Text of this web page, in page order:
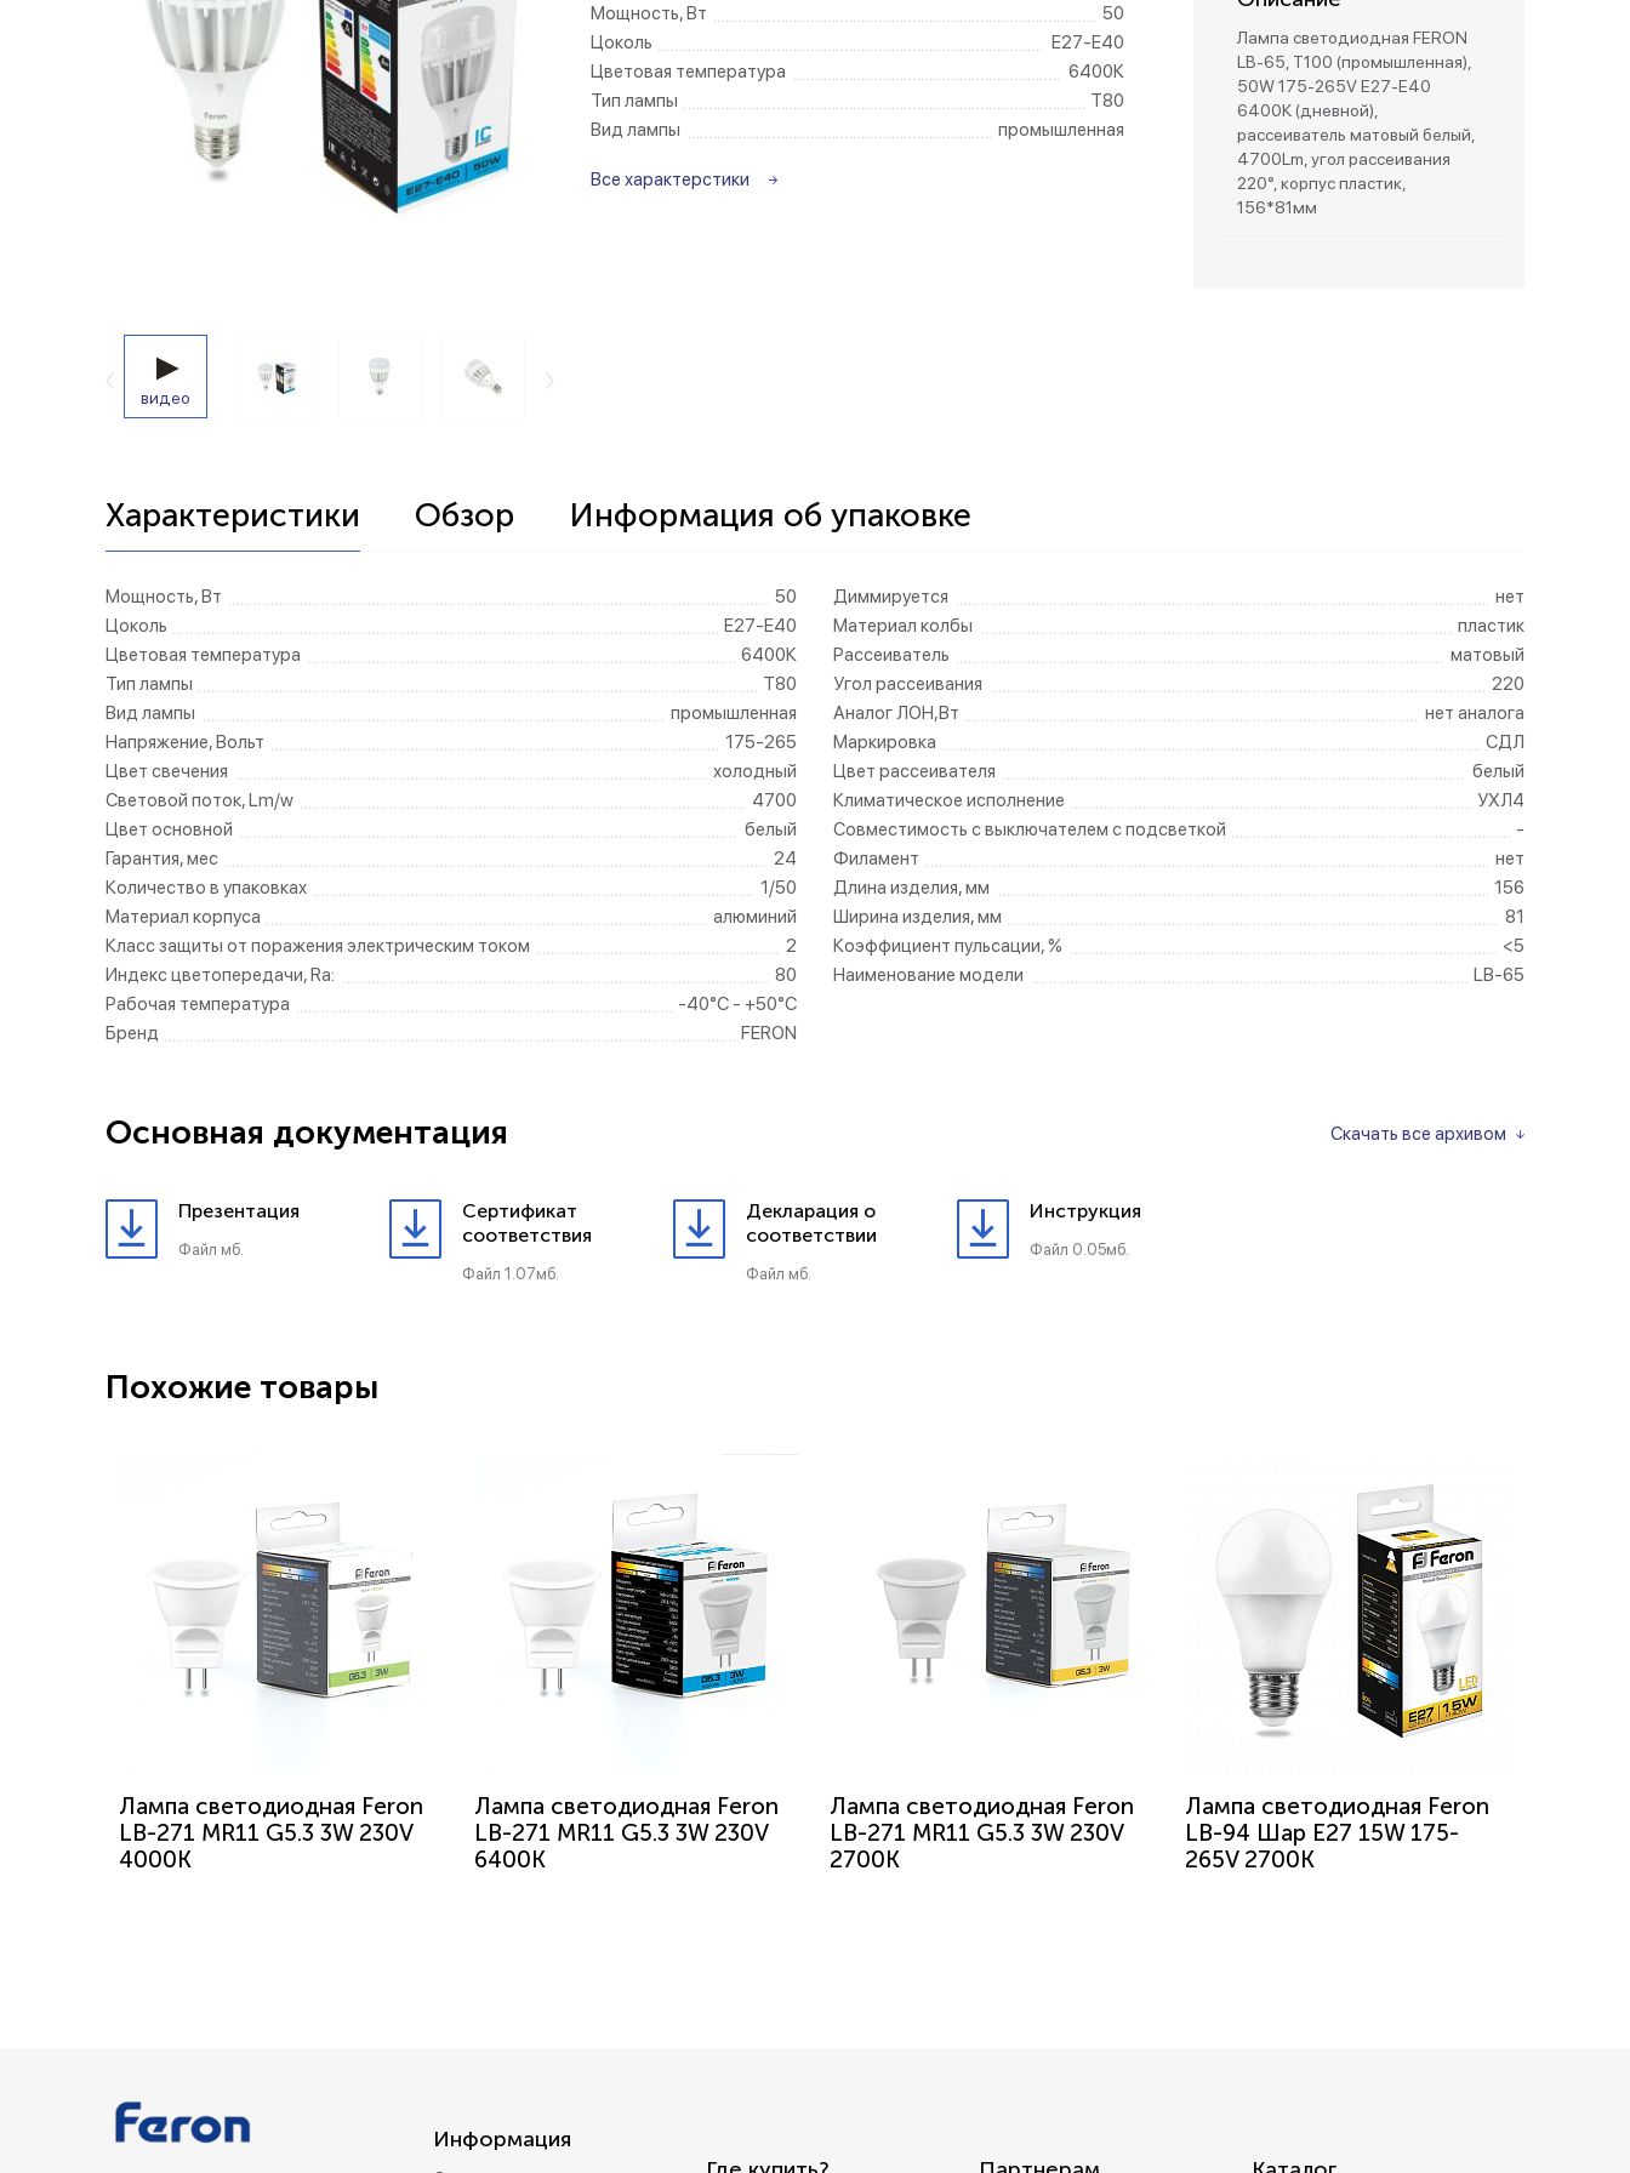
Беспроводные выключатели Беспроводные розетки
Контроллеры и реле 220в Розетки садово-парковые
видео
Мощность, Вт
50
Цоколь
E27-E40
Цветовая температура
6400К
Тип лампы
T80
Вид лампы
промышленная
Все характерстики
Лампа светодиодная FERON
LB-65, T100 (промышленная),
50W 175-265V E27-E40
6400К (дневной),
рассеиватель матовый белый,
4700Lm, угол рассеивания
220°, корпус пластик,
156*81мм
Характеристики Обзор Информация об упаковке
Мощность, Вт
50
Цоколь
E27-E40
Цветовая температура
6400К
Тип лампы
T80
Вид лампы
промышленная
Напряжение, Вольт
175-265
Цвет свечения
холодный
Световой поток, Lm/w
4700
Цвет основной
белый
Гарантия, мес
24
Количество в упаковках
1/50
Материал корпуса
алюминий
Класс защиты от поражения электрическим током
2
Индекс цветопередачи, Ra:
80
Рабочая температура
-40°C - +50°C
Бренд
FERON
Диммируется
нет
Материал колбы
пластик
Рассеиватель
матовый
Угол рассеивания
220
Аналог ЛОН,Вт
нет аналога
Маркировка
СДЛ
Цвет рассеивателя
белый
Климатическое исполнение
УХЛ4
Совместимость с выключателем с подсветкой
-
Филамент
нет
Длина изделия, мм
156
Ширина изделия, мм
81
Коэффициент пульсации, %
<5
Наименование модели
LB-65
Скачать все архивом
Основная документация
Презентация
Файл мб.
Сертификат
соответствия
Файл 1.07мб.
Декларация о
соответствии
Файл мб.
Инструкция
Файл 0.05мб.
Похожие товары
Лампа светодиодная Feron
LB-271 MR11 G5.3 3W 230V
4000K
Лампа светодиодная Feron
LB-271 MR11 G5.3 3W 230V
6400K
Лампа светодиодная Feron
LB-271 MR11 G5.3 3W 230V
2700K
Лампа светодиодная Feron
LB-94 Шар E27 15W 175-
265V 2700K
Информация